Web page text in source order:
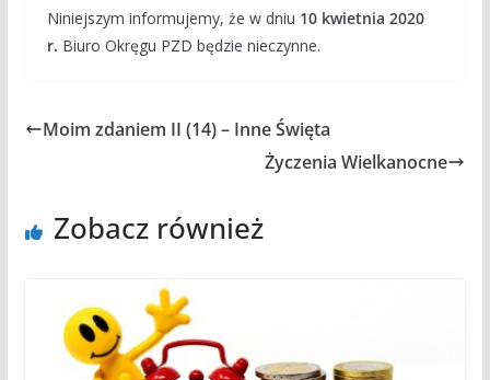
Niniejszym informujemy, że w dniu 10 kwietnia 2020
r. Biuro Okręgu PZD będzie nieczynne.
Moim zdaniem II (14) – Inne Święta
Życzenia Wielkanocne
Zobacz również